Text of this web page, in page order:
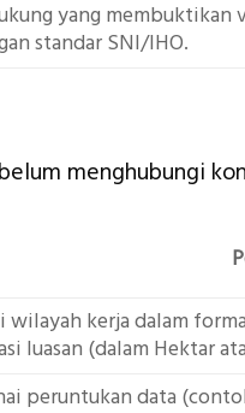
yang membuktikan
standar SNI/IHO.
menghubungi
wilayah kerja dalam
luasan (dalam Hektar
peruntukan data